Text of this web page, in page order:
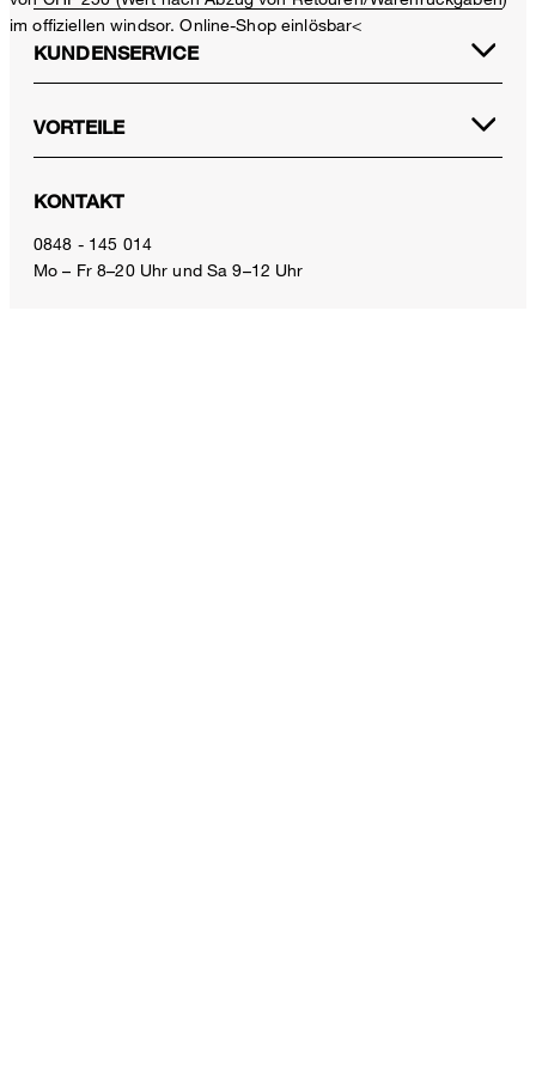
CHF 599.00
inkl. MwSt
38
im offiziellen windsor. Online-Shop einlösbar<
KUNDENSERVICE
VORTEILE
KONTAKT
0848 - 145 014
Mo – Fr 8–20 Uhr und Sa 9–12 Uhr